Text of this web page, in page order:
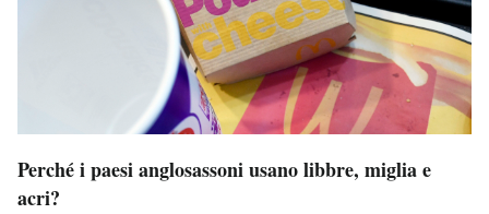
Perché i paesi anglosassoni usano libbre, miglia e
acri?